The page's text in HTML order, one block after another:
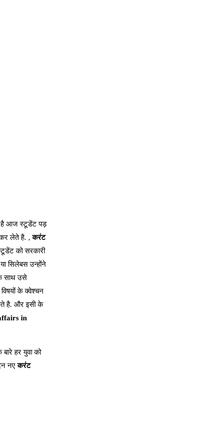
है आज स्टूडेंट पड़
कर लेते है. ,करंट
को सरकारी
सिलेबस उन्होंने
के साथ उसे
के क्वेश्चन
है. और इसी के
in
हर युवा को
नएकरंट